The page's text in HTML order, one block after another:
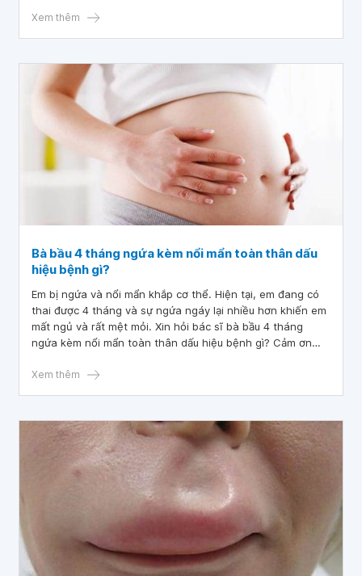
những chấm nhỏ đỏ dưới da ạ.
Xem thêm
Bà bầu 4 tháng ngứa kèm nổi mẩn toàn thân dấu
hiệu bệnh gì?
Em bị ngứa và nổi mẩn khắp cơ thể. Hiện tại, em đang có
thai được 4 tháng và sự ngứa ngáy lại nhiều hơn khiến em
mất ngủ và rất mệt mỏi. Xin hỏi bác sĩ bà bầu 4 tháng
ngứa kèm nổi mẩn toàn thân dấu hiệu bệnh gì? Cảm ơn
Xem thêm